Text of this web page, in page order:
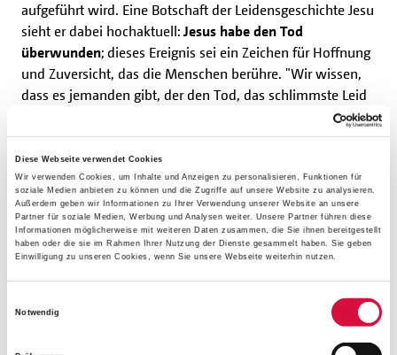
Diese Webseite verwendet Cookies
Wir verwenden Cookies, um Inhalte und Anzeigen zu personalisieren, Funktionen für
soziale Medien anbieten zu können und die Zugriffe auf unsere Website zu analysieren.
Außerdem geben wir Informationen zu Ihrer Verwendung unserer Website an unsere
Partner für soziale Medien, Werbung und Analysen weiter. Unsere Partner führen diese
Informationen möglicherweise mit weiteren Daten zusammen, die Sie ihnen bereitgestellt
haben oder die sie im Rahmen Ihrer Nutzung der Dienste gesammelt haben. Sie geben
Einwilligung zu unseren Cookies, wenn Sie unsere Webseite weiterhin nutzen.
Notwendig
aufgeführt wird. Eine Botschaft der Leidensgeschichte Jesu
sieht er dabei hochaktuell: Jesus habe den Tod
überwunden; dieses Ereignis sei ein Zeichen für Hoffnung
und Zuversicht, das die Menschen berühre. "Wir wissen,
dass es jemanden gibt, der den Tod, das schlimmste Leid
und die schlimmste Folter überwunden hat. Und dassab
diesem Moment der Tod nicht mehr das Mächtigsteist,
was uns alle bestimmt, sondern dass es etwas gibt, was
darüber hinausweist, dieses Transzendentale." Die
Passionsgeschichte sei damit"nicht nur ein Trost,
sondern eine große Hoffnung".